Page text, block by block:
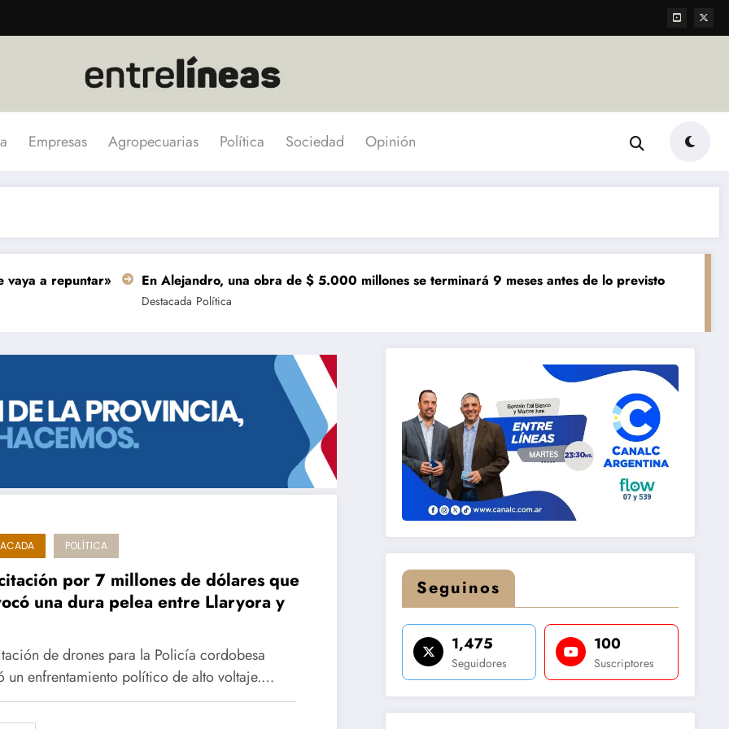
Empresas Agropecuarias Política Sociedad Opinión
En Alejandro, una obra de $ 5.000 millones se terminará 9 meses antes de lo previsto
Política
«El mundo
POLÍTICA
por 7 millones de dólares que
una dura pelea entre Llaryora y
de drones para la Policía cordobesa
un enfrentamiento político de alto voltaje.…
Seguinos
1,475
Seguidores
100
Suscriptores